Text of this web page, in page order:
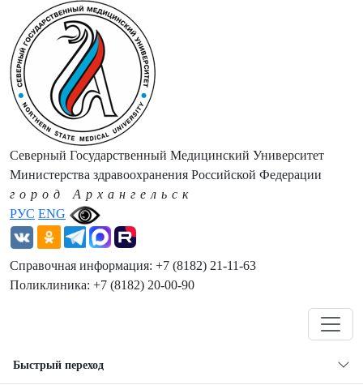
РУС ENG
Северный Государственный Медицинский Университет
Министерства здравоохранения Российской Федерации
город Архангельск
Справочная информация: +7 (8182) 21-11-63
Поликлиника: +7 (8182) 20-00-90
Быстрый переход